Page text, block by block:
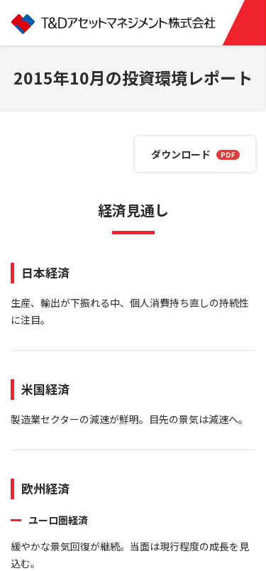
2015年10月の投資環境レポート
ダウンロード
経済見通し
日本経済
生産、輸出が下振れる中、個人消費持ち直しの持続性
に注目。
米国経済
製造業セクターの減速が鮮明。目先の景気は減速へ。
欧州経済
ユーロ圏経済
緩やかな景気回復が継続。当面は現行程度の成長を見
込む。